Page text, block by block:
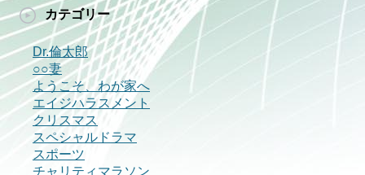
カテゴリー
Dr.倫太郎
○○妻
ようこそ、わが家へ
エイジハラスメント
クリスマス
スペシャルドラマ
スポーツ
チャリティマラソン